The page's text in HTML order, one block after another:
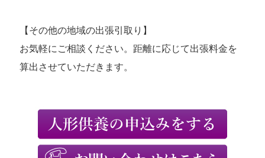
【その他の地域の出張引取り】
お気軽にご相談ください。距離に応じて出張料金を
算出させていただきます。